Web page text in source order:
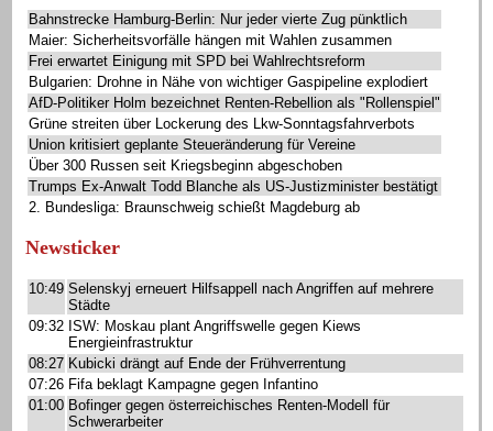
Bahnstrecke Hamburg-Berlin: Nur jeder vierte Zug pünktlich
Maier: Sicherheitsvorfälle hängen mit Wahlen zusammen
Frei erwartet Einigung mit SPD bei Wahlrechtsreform
Bulgarien: Drohne in Nähe von wichtiger Gaspipeline explodiert
AfD-Politiker Holm bezeichnet Renten-Rebellion als "Rollenspiel"
Grüne streiten über Lockerung des Lkw-Sonntagsfahrverbots
Union kritisiert geplante Steueränderung für Vereine
Über 300 Russen seit Kriegsbeginn abgeschoben
Trumps Ex-Anwalt Todd Blanche als US-Justizminister bestätigt
2. Bundesliga: Braunschweig schießt Magdeburg ab
Newsticker
10:49 Selenskyj erneuert Hilfsappell nach Angriffen auf mehrere
Städte
09:32 ISW: Moskau plant Angriffswelle gegen Kiews
Energieinfrastruktur
08:27 Kubicki drängt auf Ende der Frühverrentung
07:26 Fifa beklagt Kampagne gegen Infantino
01:00 Bofinger gegen österreichisches Renten-Modell für
Schwerarbeiter